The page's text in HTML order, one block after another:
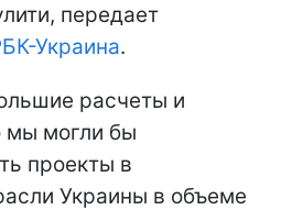
передает
Украина.
расчеты и
мы могли бы
проекты в
Украины в объеме